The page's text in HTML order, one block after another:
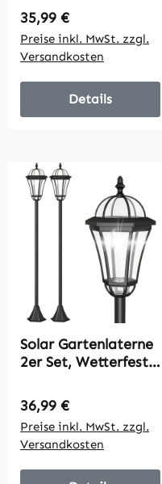
Edelstahl
Gartenlampe 160
cm hoch Windlicht
Außenleuchte IP44,
Solarlampe mit
Lichtsensor 30
Lumen Erdspieß,
Schwarz
Regulärer Preis:
35,99 €
Preise inkl. MwSt. zzgl.
Versandkosten
Details
Solar Gartenlaterne
2er Set, Wetterfeste
hoch, mit LED, 6
Std. Beleuchtung,
IP44, Solarlampe für
Außen, Schwarz
Regulärer Preis:
36,99 €
Preise inkl. MwSt. zzgl.
Versandkosten